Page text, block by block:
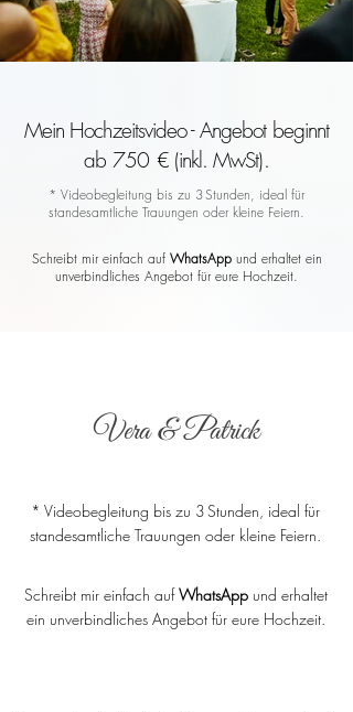
Mein Hochzeitsvideo - Angebot beginnt
ab 750 € (inkl. MwSt).
* Videobegleitung bis zu 3 Stunden, ideal für
standesamtliche Trauungen oder kleine Feiern.
Schreibt mir einfach auf WhatsAppund erhaltet ein
unverbindliches Angebot für eure Hochzeit.
Vera & Patrick
* Videobegleitung bis zu 3 Stunden, ideal für
standesamtliche Trauungen oder kleine Feiern.
Schreibt mir einfach aufWhatsAppund erhaltet
ein unverbindliches Angebot für eure Hochzeit.